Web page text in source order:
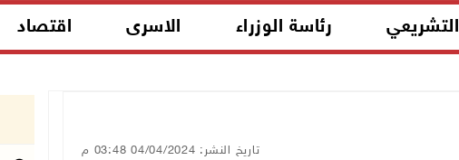
التشريعي رئاسة الوزراء الاسرى اقتصاد
تاريخ النشر: 04/04/2024 03:48 م